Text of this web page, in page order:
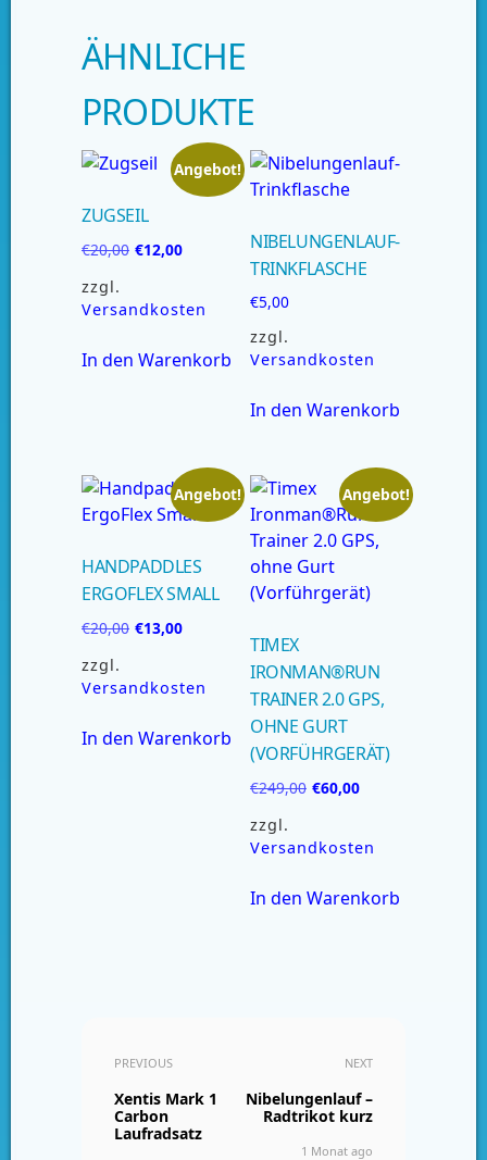
ÄHNLICHE
PRODUKTE
Angebot!
ZUGSEIL
€20,00 €12,00
zzgl.
Versandkosten
In den Warenkorb
NIBELUNGENLAUF-
TRINKFLASCHE
€5,00
zzgl.
Versandkosten
In den Warenkorb
Angebot!
HANDPADDLES
ERGOFLEX SMALL
€20,00 €13,00
zzgl.
Versandkosten
In den Warenkorb
Angebot!
TIMEX
IRONMAN®RUN
TRAINER 2.0 GPS,
OHNE GURT
(VORFÜHRGERÄT)
€249,00 €60,00
zzgl.
Versandkosten
In den Warenkorb
PREVIOUS
Xentis Mark 1
Carbon
Laufradsatz
NEXT
Nibelungenlauf –
Radtrikot kurz
1 Monat ago